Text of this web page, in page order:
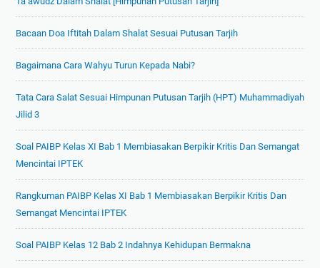
Bacaan Doa Iftitah Dalam Shalat Sesuai Putusan Tarjih
Bagaimana Cara Wahyu Turun Kepada Nabi?
Tata Cara Salat Sesuai Himpunan Putusan Tarjih (HPT) Muhammadiyah
Jilid 3
Soal PAIBP Kelas XI Bab 1 Membiasakan Berpikir Kritis Dan Semangat
Mencintai IPTEK
Rangkuman PAIBP Kelas XI Bab 1 Membiasakan Berpikir Kritis Dan
Semangat Mencintai IPTEK
Soal PAIBP Kelas 12 Bab 2 Indahnya Kehidupan Bermakna